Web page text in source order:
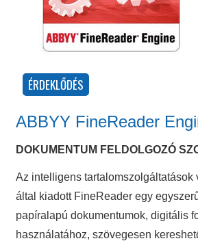
ABBYY FineReader
DOKUMENTUM FELDOLGOZÓ
Az intelligens tartalomszolgáltatások
által kiadott FineReader egy
papíralapú dokumentumok, digitális
használatához, szövegesen